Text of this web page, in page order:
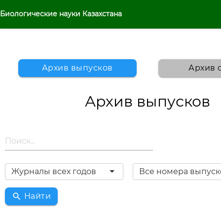
Биологические науки Казахстана
Архив выпусков Архив
Архив выпусков
Журналы всех годов Все номера
search Найти